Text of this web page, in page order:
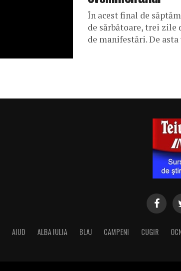
În acest final de
de sărbătoare, trei
de manifestări. De asta
AIUD ALBA IULIA BLAJ CAMPENI CUGIR